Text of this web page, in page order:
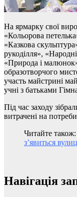
На ярмарку свої
«Кольорова
«Казкова
рукоділля»,
«Природа і малюнок»
образотворчого
участь майстрині
учні з батьками
Під час заходу
витрачені на
Читайте також:
з’явиться
Навігація